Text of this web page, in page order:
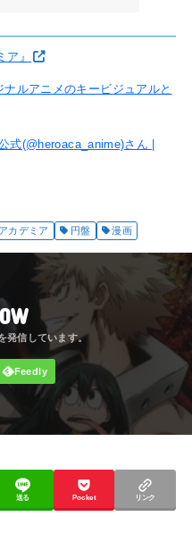
』
ルアニメのキービジュアルと
式(@heroaca_anime)さん |
カデミア 円盤 漫画
送る Pocket リンク